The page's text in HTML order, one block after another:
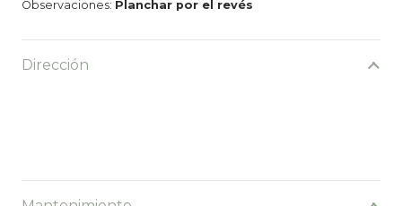
Observaciones: Planchar por el revés
Dirección